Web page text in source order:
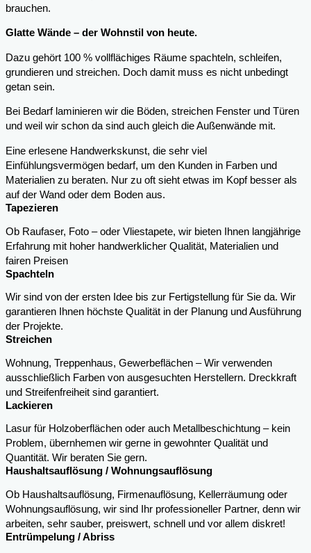
brauchen.
Glatte Wände – der Wohnstil von heute.
Dazu gehört 100 % vollflächiges Räume spachteln, schleifen,
grundieren und streichen. Doch damit muss es nicht unbedingt
getan sein.
Bei Bedarf laminieren wir die Böden, streichen Fenster und Türen
und weil wir schon da sind auch gleich die Außenwände mit.
Eine erlesene Handwerkskunst, die sehr viel
Einfühlungsvermögen bedarf, um den Kunden in Farben und
Materialien zu beraten. Nur zu oft sieht etwas im Kopf besser als
auf der Wand oder dem Boden aus.
Tapezieren
Ob Raufaser, Foto – oder Vliestapete, wir bieten Ihnen langjährige
Erfahrung mit hoher handwerklicher Qualität, Materialien und
fairen Preisen
Spachteln
Wir sind von der ersten Idee bis zur Fertigstellung für Sie da. Wir
garantieren Ihnen höchste Qualität in der Planung und Ausführung
der Projekte.
Streichen
Wohnung, Treppenhaus, Gewerbeflächen – Wir verwenden
ausschließlich Farben von ausgesuchten Herstellern. Dreckkraft
und Streifenfreiheit sind garantiert.
Lackieren
Lasur für Holzoberflächen oder auch Metallbeschichtung – kein
Problem, übernhemen wir gerne in gewohnter Qualität und
Quantität. Wir beraten Sie gern.
Haushaltsauflösung / Wohnungsauflösung
Ob Haushaltsauflösung, Firmenauflösung, Kellerräumung oder
Wohnungsauflösung, wir sind Ihr professioneller Partner, denn wir
arbeiten, sehr sauber, preiswert, schnell und vor allem diskret!
Entrümpelung / Abriss